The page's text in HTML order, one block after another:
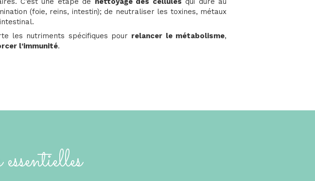
(foie, reins, intestin); de neutraliser les toxines, métaux
les nutriments spécifiques pour relancer le métabolisme,
l’immunité.